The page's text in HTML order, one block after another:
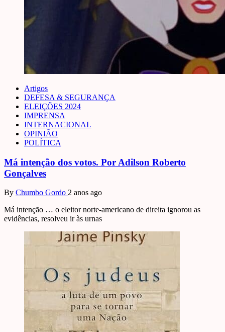
Artigos
DEFESA & SEGURANÇA
ELEIÇÕES 2024
IMPRENSA
INTERNACIONAL
OPINIÃO
POLÍTICA
Má intenção dos votos. Por Adilson Roberto
Gonçalves
By Chumbo Gordo 2 anos ago
Má intenção … o eleitor norte-americano de direita ignorou as
evidências, resolveu ir às urnas